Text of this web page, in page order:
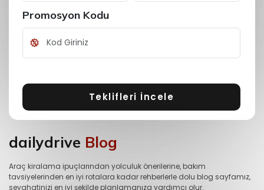
Promosyon Kodu
Teklifleri İncele
dailydrive Blog
Araç kiralama ipuçlarından yolculuk önerilerine, bakım
tavsiyelerinden en iyi rotalara kadar rehberlerle dolu blog sayfamız,
seyahatinizi en iyi şekilde planlamanıza yardımcı olur.